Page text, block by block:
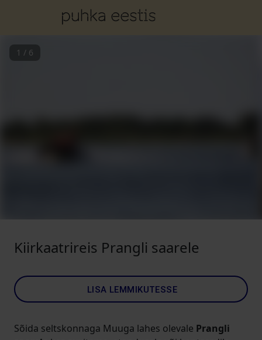
1 / 6
Kiirkaatrireis Prangli saarele
LISA LEMMIKUTESSE
Sõida seltskonnaga Muuga lahes olevale Prangli